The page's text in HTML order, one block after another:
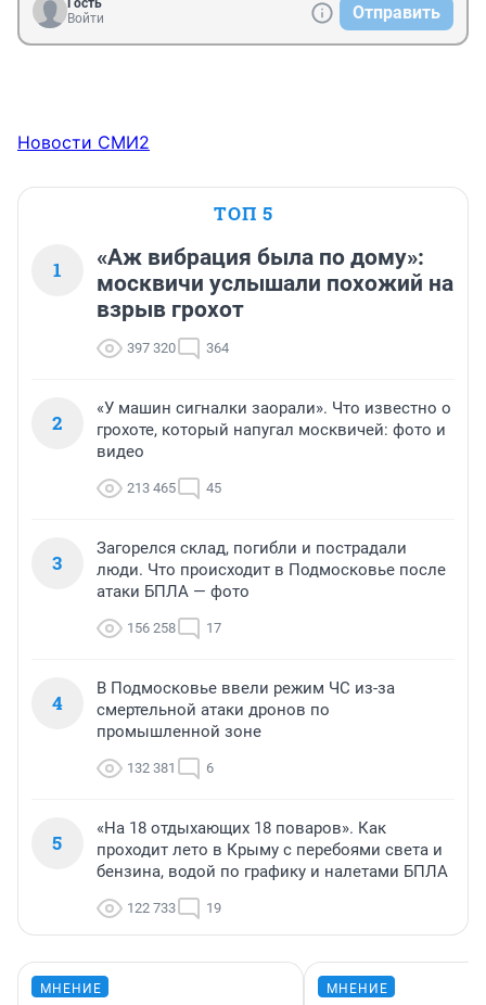
Гость
Войти
Отправить
Новости СМИ2
ТОП 5
1
«Аж вибрация была по дому»:
москвичи услышали похожий на
взрыв грохот
397 320 364
2
«У машин сигналки заорали». Что известно о
грохоте, который напугал москвичей: фото и
видео
213 465 45
3
Загорелся склад, погибли и пострадали
люди. Что происходит в Подмосковье после
атаки БПЛА — фото
156 258 17
4
В Подмосковье ввели режим ЧС из-за
смертельной атаки дронов по
промышленной зоне
132 381 6
5
«На 18 отдыхающих 18 поваров». Как
проходит лето в Крыму с перебоями света и
бензина, водой по графику и налетами БПЛА
122 733 19
МНЕНИЕ МНЕНИЕ